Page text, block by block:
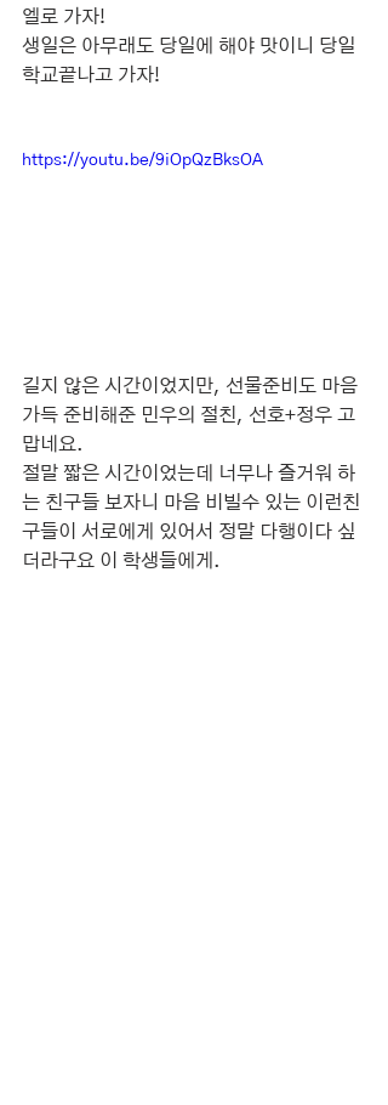
엘로 가자!
생일은 아무래도 당일에 해야 맛이니 당일
학교끝나고 가자!
https://youtu.be/9iOpQzBksOA
길지 않은 시간이었지만, 선물준비도 마음
가득 준비해준 민우의 절친, 선호+정우 고
맙네요.
절말 짧은 시간이었는데 너무나 즐거워 하
는 친구들 보자니 마음 비빌수 있는 이런친
구들이 서로에게 있어서 정말 다행이다 싶
더라구요 이 학생들에게.